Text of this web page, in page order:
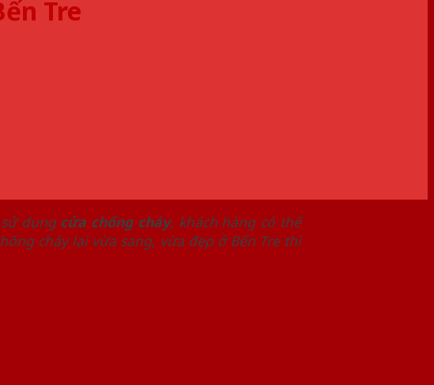
Tre
dụng cửa chống cháy, khách hàng có thể
cháy lại vừa sang, vừa đẹp ở Bến Tre thì